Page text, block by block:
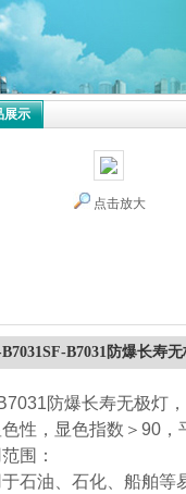
展示
点击放大
B7031防爆长寿
防爆长寿无极灯
性，显色指数＞90
围：
石油、石化、船舶等